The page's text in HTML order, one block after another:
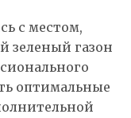
с местом,
зеленый газон
оптимальные